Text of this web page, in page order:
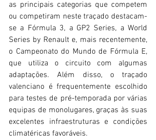
as principais categorias que competem
ou competiram neste traçado destacam-
se a Fórmula 3, a GP2 Series, a World
Series by Renault e, mais recentemente,
o Campeonato do Mundo de Fórmula E,
que utiliza o circuito com algumas
adaptações. Além disso, o traçado
valenciano é frequentemente escolhido
para testes de pré-temporada por várias
equipas de monolugares, graças às suas
excelentes infraestruturas e condições
climatéricas favoráveis.